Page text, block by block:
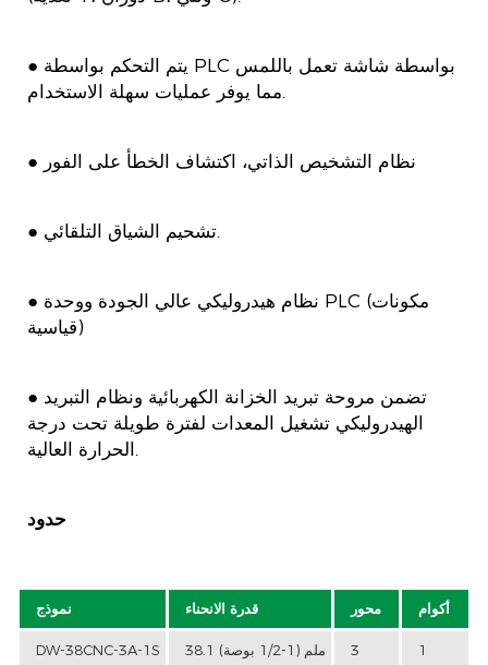
● يتم التحكم بواسطة PLC بواسطة شاشة تعمل باللمس
● نظام التشخيص الذاتي، اكتشاف الخطأ على الفور
● نظام هيدروليكي عالي الجودة ووحدة PLC (مكونات
قياسية)
● تضمن مروحة تبريد الخزانة الكهربائية ونظام التبريد
الهيدروليكي تشغيل المعدات لفترة طويلة تحت درجة
حدود
نموذج قدرة الانحناء محور أكوام
DW-38CNC-3A-1S 38.1 ملم (1-1/2 بوصة) 3 1